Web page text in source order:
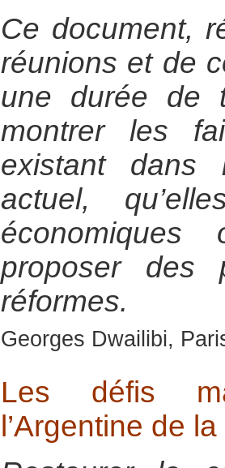
Ce document,
réunions et de
une durée de
montrer les
existant dans
actuel,
proposer des
réformes.
Georges Dwailibi,
Les défis
l’Argentine de